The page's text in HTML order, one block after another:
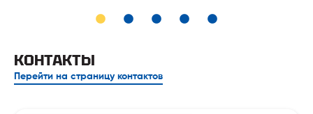
КОНТАКТЫ
Перейти на страницу контактов